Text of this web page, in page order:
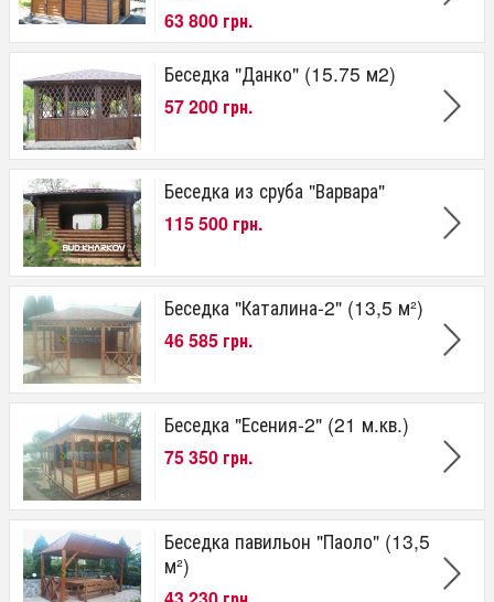
63 800 грн.
Беседка "Данко" (15.75 м2)
57 200 грн.
Беседка из сруба "Варвара"
115 500 грн.
Беседка "Каталина-2" (13,5 м²)
46 585 грн.
Беседка "Есения-2" (21 м.кв.)
75 350 грн.
Беседка павильон "Паоло" (13,5
м²)